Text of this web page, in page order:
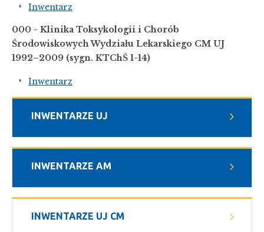
INWENTARZE UJ
INWENTARZE AM
INWENTARZE UJ CM
Inwentarz
000 - Klinika Toksykologii i Chorób
Środowiskowych Wydziału Lekarskiego CM UJ
1992–2009 (sygn. KTChŚ 1-14)
Inwentarz